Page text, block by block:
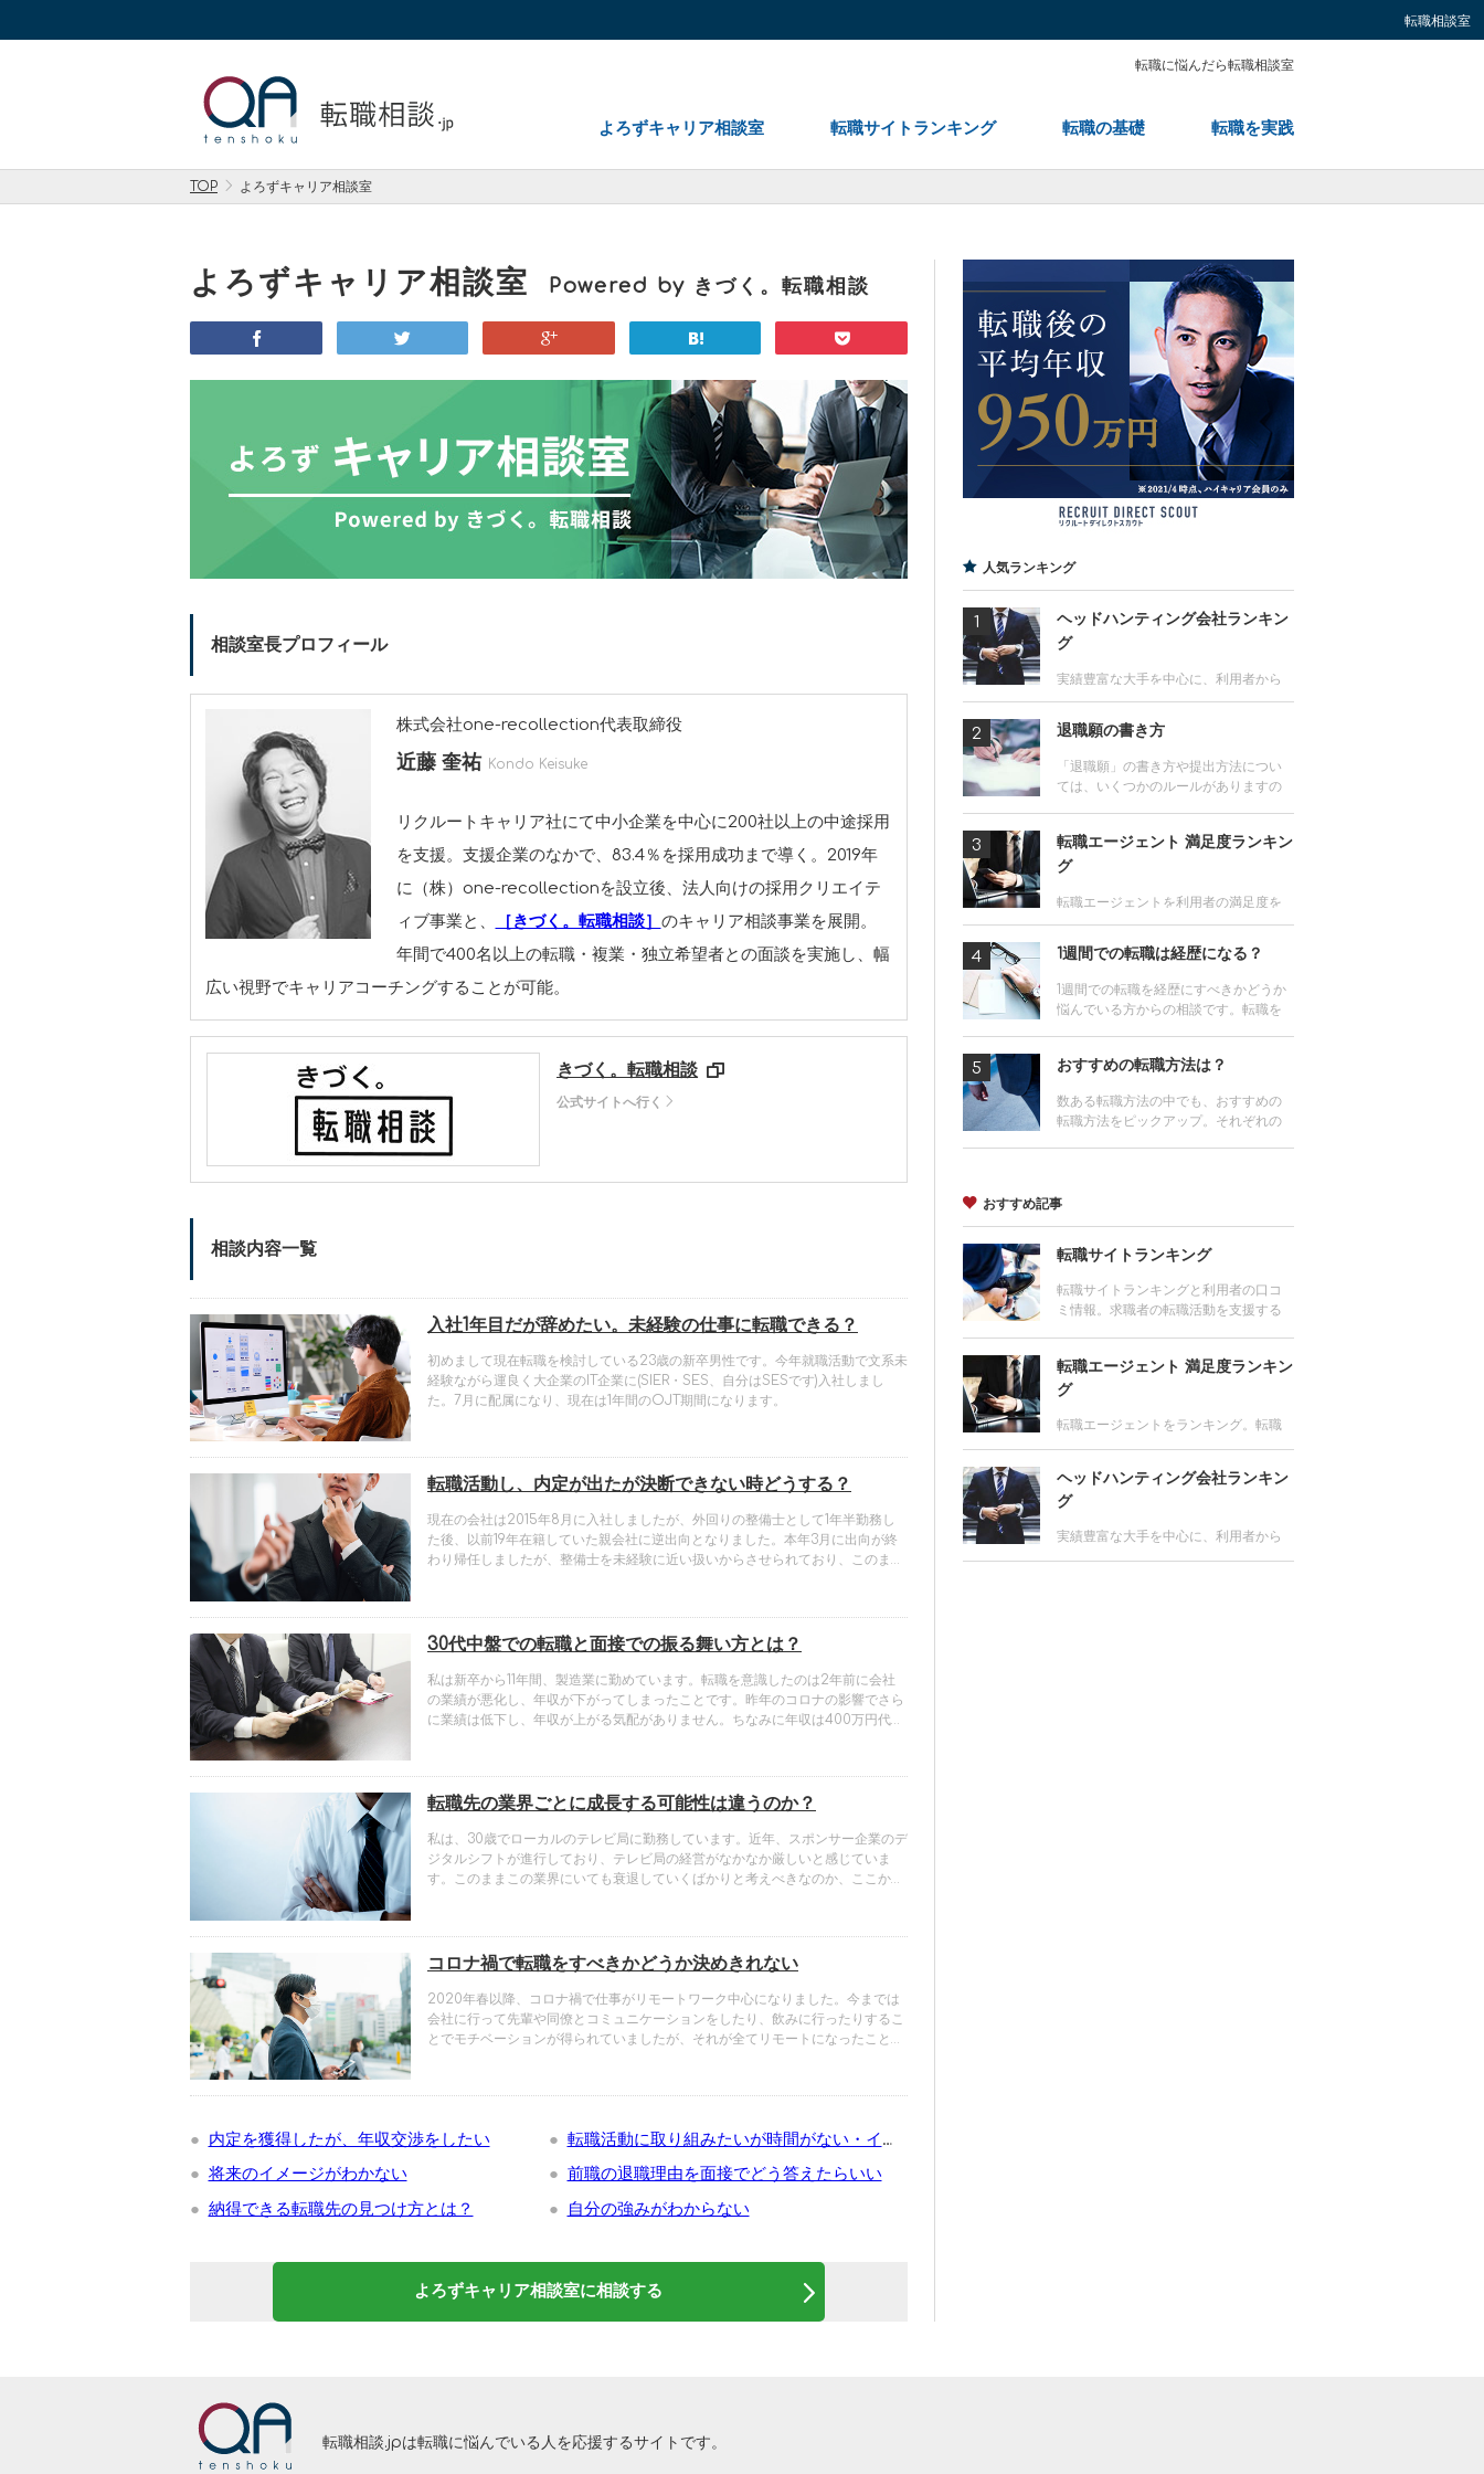
転職相談室
転職に悩んだら転職相談室
よろずキャリア相談室 転職サイトランキング 転職の基礎 転職を実践
TOP よろずキャリア相談室
よろずキャリア相談室 Powered by きづく。転職相談
相談室長プロフィール
株式会社one-recollection代表取締役
近藤 奎祐 Kondo Keisuke
リクルートキャリア社にて中小企業を中心に200社以上の中途採用
を支援。支援企業のなかで、83.4％を採用成功まで導く。2019年
に（株）one-recollectionを設立後、法人向けの採用クリエイテ
ィブ事業と、
［きづく。転職相談］ のキャリア相談事業を展開。
年間で400名以上の転職・複業・独立希望者との面談を実施し、幅
広い視野でキャリアコーチングすることが可能。
きづく。転職相談
公式サイトへ行く
相談内容一覧
入社1年目だが辞めたい。未経験の仕事に転職できる？
初めまして現在転職を検討している23歳の新卒男性です。今年就職活動で文系未
経験ながら運良く大企業のIT企業に(SIER・SES、自分はSESです)入社しまし
た。7月に配属になり、現在は1年間のOJT期間になります。
転職活動し、内定が出たが決断できない時どうする？
現在の会社は2015年8月に入社しましたが、外回りの整備士として1年半勤務し
た後、以前19年在籍していた親会社に逆出向となりました。本年3月に出向が終
わり帰任しましたが、整備士を未経験に近い扱いからさせられており、このまま
す。
30代中盤での転職と面接での振る舞い方とは？
私は新卒から11年間、製造業に勤めています。転職を意識したのは2年前に会社
の業績が悪化し、年収が下がってしまったことです。昨年のコロナの影響でさら
に業績は低下し、年収が上がる気配がありません。ちなみに年収は400万円代後
転職先の業界ごとに成長する可能性は違うのか？
私は、30歳でローカルのテレビ局に勤務しています。近年、スポンサー企業のデ
ジタルシフトが進行しており、テレビ局の経営がなかなか厳しいと感じていま
す。このままこの業界にいても衰退していくばかりと考えべきなのか、ここから
コロナ禍で転職をすべきかどうか決めきれない
2020年春以降、コロナ禍で仕事がリモートワーク中心になりました。今までは
会社に行って先輩や同僚とコミュニケーションをしたり、飲みに行ったりするこ
とでモチベーションが得られていましたが、それが全てリモートになったこと
内定を獲得したが、年収交渉をしたい
転職活動に取り組みたいが時間がない・イメージ
将来のイメージがわかない
前職の退職理由を面接でどう答えたらいい
納得できる転職先の見つけ方とは？
自分の強みがわからない
よろずキャリア相談室に相談する
人気ランキング
ヘッドハンティング会社ランキン
グ
実績豊富な大手を中心に、利用者から
の評価が高いヘッドハンティング会社
をランキング。またエグゼクティブ層
はもちろん、マネジメント層、専門
職、外資系に強いヘッドハンティング
会社の情報や各社のサービス比較も。
退職願の書き方
「退職願」の書き方や提出方法につい
ては、いくつかのルールがありますの
く聞かれる質問やその対策についても
解説します。
転職エージェント 満足度ランキン
グ
転職エージェントを利用者の満足度を
もとにランキング。転職成功者が支持
するおすすめの転職エージェントは？
各社の求人数や得意とする業種、評判
を網羅した転職エージェントの満足度
ランキングを活用しよう
1週間での転職は経歴になる？
1週間での転職を経歴にすべきかどうか
悩んでいる方からの相談です。転職を
す。
おすすめの転職方法は？
数ある転職方法の中でも、おすすめの
転職方法をピックアップ。それぞれの
おすすめ記事
転職サイトランキング
転職サイトランキングと利用者の口コ
ミ情報。求職者の転職活動を支援する
し、ランキング。
転職エージェント 満足度ランキン
グ
転職エージェントをランキング。転職
用者からの評判もチェック。転職の無
料サポートが受けられる主な拠点やサ
ヘッドハンティング会社ランキン
グ
実績豊富な大手を中心に、利用者から
転職相談.jpは転職に悩んでいる人を応援するサイトです。